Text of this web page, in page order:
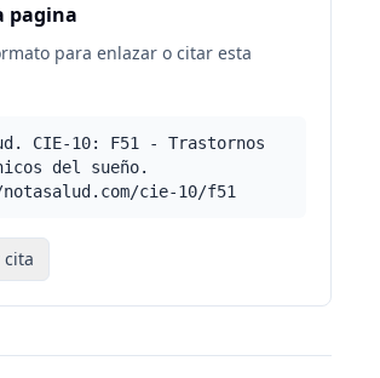
pagina
para enlazar o citar esta
CIE-10: F51 - Trastornos
del sueño.
cie-10/f51
cita